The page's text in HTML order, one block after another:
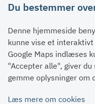
Spørgsmål og svar
Kontakt
Paragraffer
Du bestemmer
Denne hjemmeside
kunne vise et
Google Maps indlæses
"Accepter alle", giver
gemme oplysninger om
Læs mere om cookies